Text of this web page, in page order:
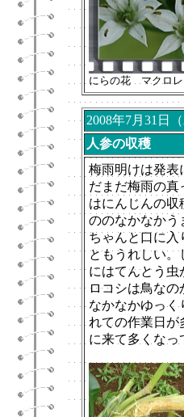
にらの花 マクロレ
2008年7月31日（
人参の収穫
梅雨明けは発表
だまだ梅雨の真
はにんじんの収
ののなかなかう
ちゃんと口に入
ともうれしい
にはてんとう虫
ロコシは鳥なの
なかなかゆっく
れての作業日が
に来て多くなっ